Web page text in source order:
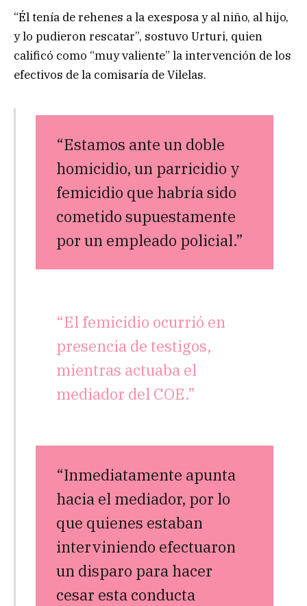
“Él tenía de rehenes a la exesposa y al niño, al hijo,
y lo pudieron rescatar”, sostuvo Urturi, quien
calificó como “muy valiente” la intervención de los
efectivos de la comisaría de Vilelas.
“Estamos ante un doble
homicidio, un parricidio y
femicidio que habría sido
cometido supuestamente
por un empleado policial.”
“El femicidio ocurrió en
presencia de testigos,
mientras actuaba el
mediador del COE.”
“Inmediatamente apunta
hacia el mediador, por lo
que quienes estaban
interviniendo efectuaron
un disparo para hacer
cesar esta conducta